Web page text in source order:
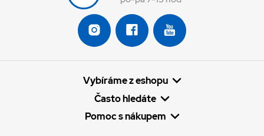
Vybíráme z eshopu
Často hledáte
Pomoc s nákupem